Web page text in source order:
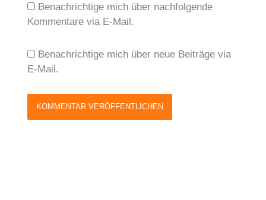
Benachrichtige mich über nachfolgende
Kommentare via E-Mail.
Benachrichtige mich über neue Beiträge via
E-Mail.